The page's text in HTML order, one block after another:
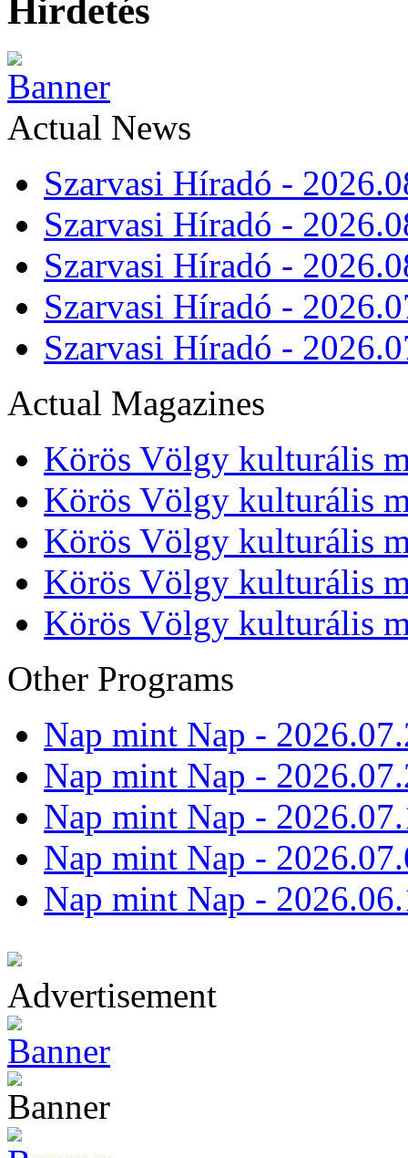
Hirdetés
Actual News
Szarvasi Híradó -
Szarvasi Híradó -
Szarvasi Híradó -
Szarvasi Híradó -
Szarvasi Híradó -
Actual Magazines
Körös Völgy kulturális
Körös Völgy kulturális
Körös Völgy kulturális
Körös Völgy kulturális
Körös Völgy kulturális
Other Programs
Nap mint Nap -
Nap mint Nap -
Nap mint Nap -
Nap mint Nap -
Nap mint Nap -
Advertisement